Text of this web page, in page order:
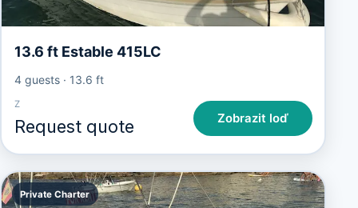
13.6 ft Estable 415LC
4 guests· 13.6 ft
Z
Request quote Zobrazit loď
Private Charter